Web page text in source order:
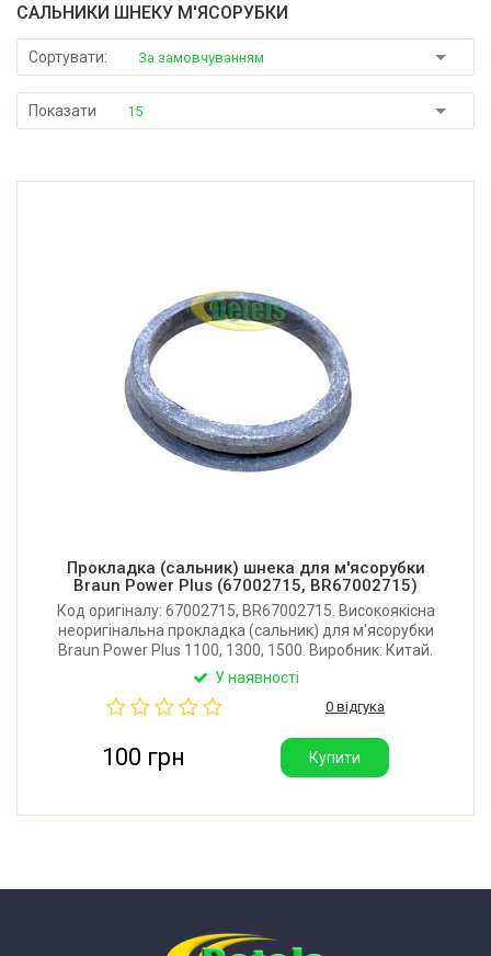
САЛЬНИКИ ШНЕКУ М'ЯСОРУБКИ
Сортувати: За замовчуванням
Показати 15
Прокладка (сальник) шнека для м'ясорубки
Braun Power Plus (67002715, BR67002715)
Код оригіналу: 67002715, BR67002715. Високоякісна
неоригінальна прокладка (сальник) для м'ясорубки
Braun Power Plus 1100, 1300, 1500. Виробник: Китай.
У наявності
0 відгука
100 грн Купити